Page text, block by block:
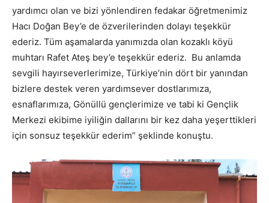
yardımcı olan ve bizi yönlendiren fedakar öğretmenimiz
Hacı Doğan Bey’e de özverilerinden dolayı teşekkür
ederiz. Tüm aşamalarda yanımızda olan kozaklı köyü
muhtarı Rafet Ateş bey’e teşekkür ederiz. Bu anlamda
sevgili hayırseverlerimize, Türkiye’nin dört bir yanından
bizlere destek veren yardımsever dostlarımıza,
esnaflarımıza, Gönüllü gençlerimize ve tabi ki Gençlik
Merkezi ekibime iyiliğin dallarını bir kez daha yeşerttikleri
için sonsuz teşekkür ederim” şeklinde konuştu.